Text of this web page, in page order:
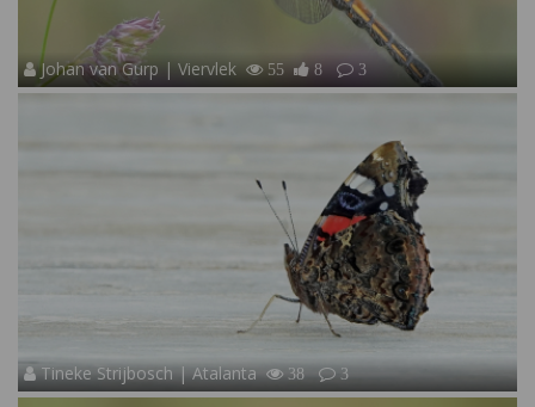
Johan van Gurp | Viervlek 55 8 3
Tineke Strijbosch | Atalanta 38 3